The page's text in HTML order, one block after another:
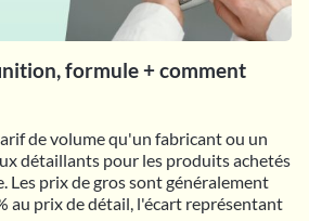
formule + comment
de volume qu'un fabricant ou un
détaillants pour les produits achetés
Les prix de gros sont généralement
au prix de détail, l'écart représentant